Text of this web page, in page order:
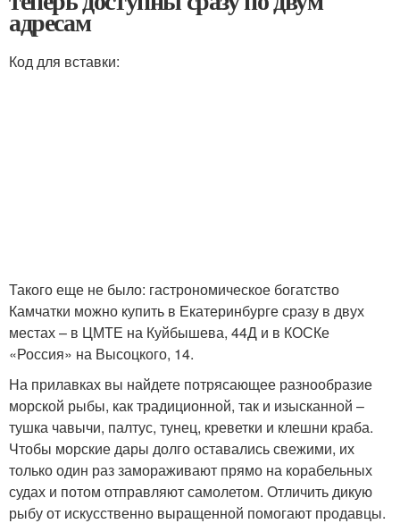
адресам
Код для вставки:
Такого еще не было: гастрономическое богатство
Камчатки можно купить в Екатеринбурге сразу в двух
местах – в ЦМТЕ на Куйбышева, 44Д и в КОСКе
«Россия» на Высоцкого, 14.
На прилавках вы найдете потрясающее разнообразие
морской рыбы, как традиционной, так и изысканной –
тушка чавычи, палтус, тунец, креветки и клешни краба.
Чтобы морские дары долго оставались свежими, их
только один раз замораживают прямо на корабельных
судах и потом отправляют самолетом. Отличить дикую
рыбу от искусственно выращенной помогают продавцы.